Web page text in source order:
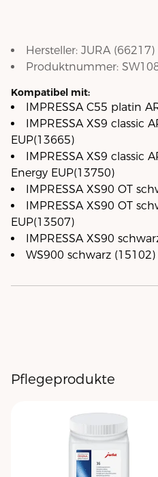
Hersteller: JURA(66217)
Produktnummer:
Kompatibel mit:
IMPRESSA C55 platin
IMPRESSA XS9 classic
EUP(13665)
IMPRESSA XS9 classic
Energy EUP(13750)
IMPRESSA XS90 OT
IMPRESSA XS90 OT
EUP(13507)
IMPRESSA XS90
WS900 schwarz (15102)
Pflegeprodukte